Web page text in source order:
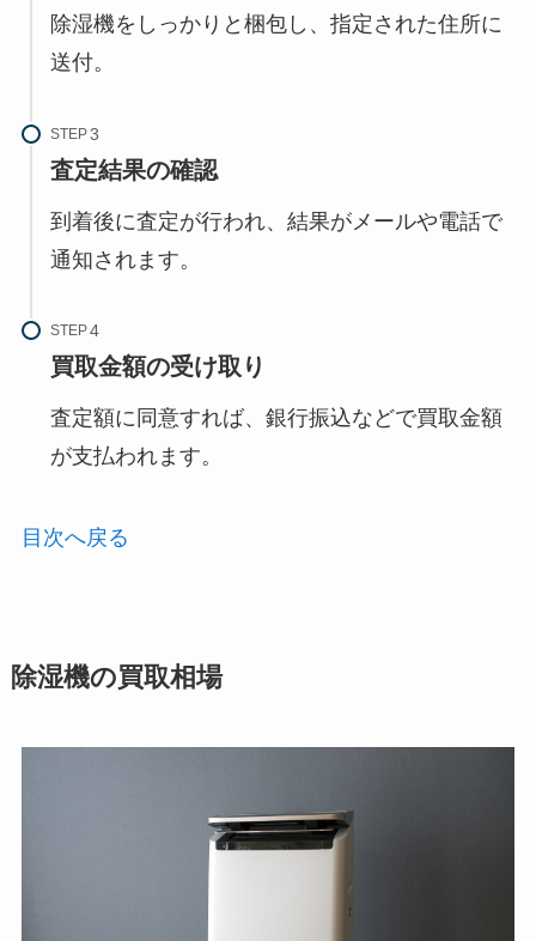
除湿機をしっかりと梱包し、指定された住所に
送付。
STEP
査定結果の確認
到着後に査定が行われ、結果がメールや電話で
通知されます。
STEP
買取金額の受け取り
査定額に同意すれば、銀行振込などで買取金額
が支払われます。
目次へ戻る
除湿機の買取相場